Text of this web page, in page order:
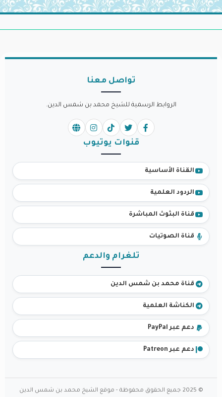
تواصل معنا
الروابط الرسمية للشيخ محمد بن شمس الدين.
قنوات يوتيوب
القناة الأساسية
الردود العلمية
قناة البثوث المباشرة
قناة الصوتيات
تلغرام والدعم
قناة محمد بن شمس الدين
الكناشة العلمية
دعم عبر PayPal
دعم عبر Patreon
© 2025 جميع الحقوق محفوظة - موقع الشيخ محمد بن شمس الدين